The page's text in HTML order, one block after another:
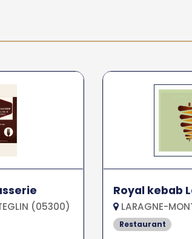
(05300)
Royal kebab
LARAGNE-
Restaurant